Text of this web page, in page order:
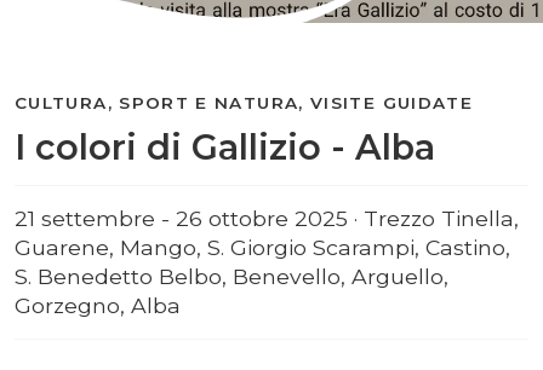
I colori di Gallizio - Alba
CULTURA, SPORT E NATURA, VISITE GUIDATE
21 settembre - 26 ottobre 2025 · Trezzo Tinella,
Guarene, Mango, S. Giorgio Scarampi, Castino,
S. Benedetto Belbo, Benevello, Arguello,
Gorzegno, Alba